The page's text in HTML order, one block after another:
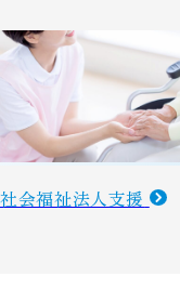
社会福祉法人支援